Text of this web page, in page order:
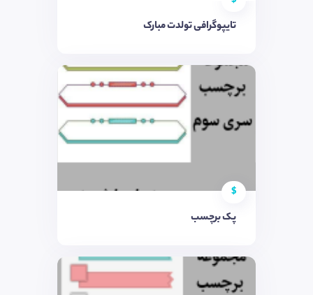
تایپوگرافی تولدت مبارک
$
پک برچسب